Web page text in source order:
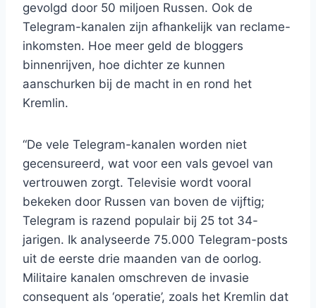
gevolgd door 50 miljoen Russen. Ook de
Telegram-kanalen zijn afhankelijk van reclame-
inkomsten. Hoe meer geld de bloggers
binnenrijven, hoe dichter ze kunnen
aanschurken bij de macht in en rond het
Kremlin.
“De vele Telegram-kanalen worden niet
gecensureerd, wat voor een vals gevoel van
vertrouwen zorgt. Televisie wordt vooral
bekeken door Russen van boven de vijftig;
Telegram is razend populair bij 25 tot 34-
jarigen. Ik analyseerde 75.000 Telegram-posts
uit de eerste drie maanden van de oorlog.
Militaire kanalen omschreven de invasie
consequent als ‘operatie’, zoals het Kremlin dat